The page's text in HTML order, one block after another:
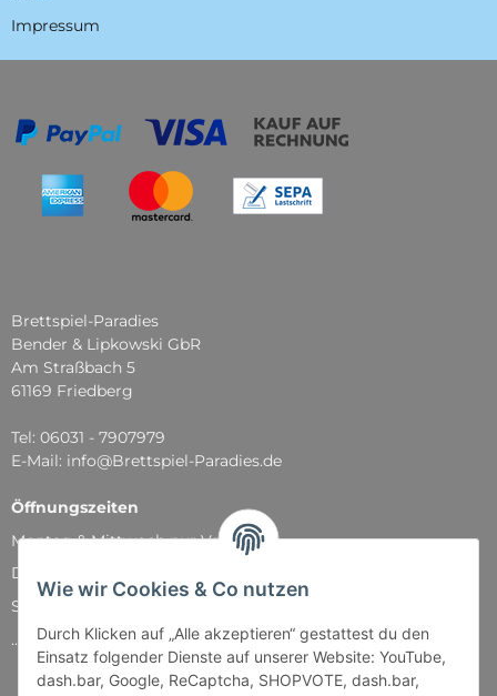
Wie wir Cookies & Co nutzen
Durch Klicken auf „Alle akzeptieren“ gestattest du den
Einsatz folgender Dienste auf unserer Website: YouTube,
dash.bar, Google, ReCaptcha, SHOPVOTE, dash.bar,
Impressum
Brettspiel-Paradies
Bender & Lipkowski GbR
Am Straßbach 5
61169 Friedberg
Tel: 06031 - 7907979
E-Mail: info@Brettspiel-Paradies.de
Öffnungszeiten
Montag & Mittwoch nur Versand
Dienstag, Donnerstag und Freitag: 11:00 - 18:30 Uhr
Samstag: 11:00 - 14:00 Uhr
...und natürlich während unserer Events